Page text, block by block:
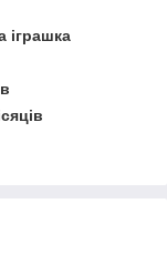
іграшка